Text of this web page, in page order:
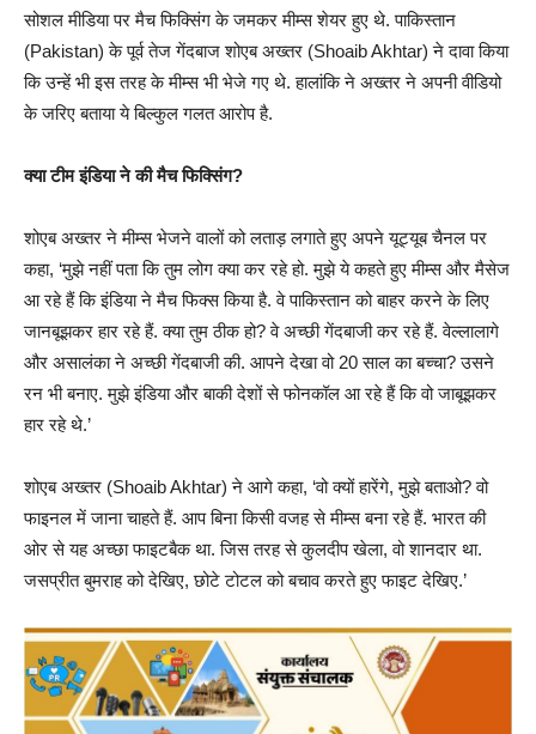
सोशल मीडिया पर मैच फिक्सिंग के जमकर मीम्स शेयर हुए थे. पाकिस्तान
(Pakistan) के पूर्व तेज गेंदबाज शोएब अख्तर (Shoaib Akhtar) ने दावा किया
कि उन्हें भी इस तरह के मीम्स भी भेजे गए थे. हालांकि ने अख्तर ने अपनी वीडियो
के जरिए बताया ये बिल्कुल गलत आरोप है.
क्या टीम इंडिया ने की मैच फिक्सिंग?
शोएब अख्तर ने मीम्स भेजने वालों को लताड़ लगाते हुए अपने यूट्यूब चैनल पर
कहा, ‘मुझे नहीं पता कि तुम लोग क्या कर रहे हो. मुझे ये कहते हुए मीम्स और मैसेज
आ रहे हैं कि इंडिया ने मैच फिक्स किया है. वे पाकिस्तान को बाहर करने के लिए
जानबूझकर हार रहे हैं. क्या तुम ठीक हो? वे अच्छी गेंदबाजी कर रहे हैं. वेल्लालागे
और असालंका ने अच्छी गेंदबाजी की. आपने देखा वो 20 साल का बच्चा? उसने
रन भी बनाए. मुझे इंडिया और बाकी देशों से फोनकॉल आ रहे हैं कि वो जाबूझकर
हार रहे थे.’
शोएब अख्तर (Shoaib Akhtar) ने आगे कहा, ‘वो क्यों हारेंगे, मुझे बताओ? वो
फाइनल में जाना चाहते हैं. आप बिना किसी वजह से मीम्स बना रहे हैं. भारत की
ओर से यह अच्छा फाइटबैक था. जिस तरह से कुलदीप खेला, वो शानदार था.
जसप्रीत बुमराह को देखिए, छोटे टोटल को बचाव करते हुए फाइट देखिए.’